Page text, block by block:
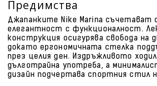
Предимства
Джапанките Nike Marina съчетават
елегантност с функционалност.
конструкция осигурява свобода на
докато ергономичната стелка
през целия ден. Издръжливото
дълготрайна употреба, а
дизайн подчертава спортния стил